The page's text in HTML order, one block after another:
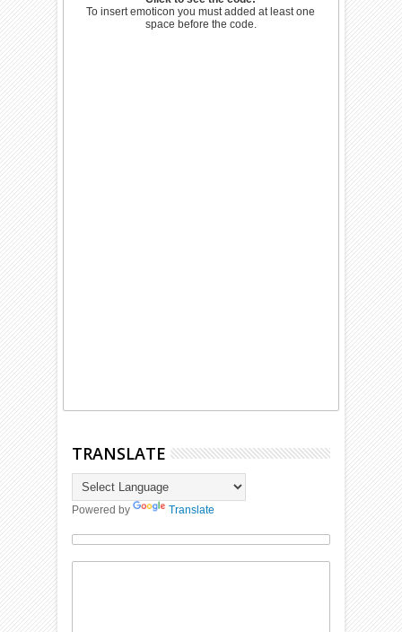
To insert emoticon you must added at least one
space before the code.
TRANSLATE
Powered by Translate